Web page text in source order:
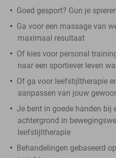
Goed gesport? Gun je
Ga voor een massage van
maximaal resultaat
Of kies voor personal
naar een sportiever leven
Of ga voor leefstijltherapie
aanpassen van jouw
Je bent in goede handen bij
achtergrond in
leefstijltherapie
Behandelingen gebaseerd